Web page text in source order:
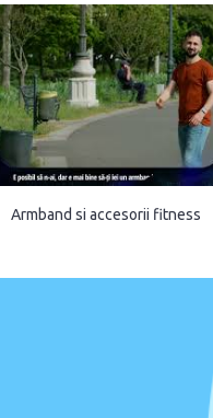
Armband si accesorii fitness